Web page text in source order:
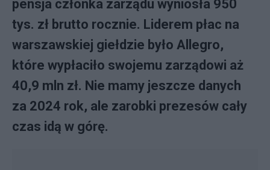
pensja członka zarządu wyniosła 950
tys. zł brutto rocznie. Liderem płac na
warszawskiej giełdzie było Allegro,
które wypłaciło swojemu zarządowi aż
40,9 mln zł. Nie mamy jeszcze danych
za 2024 rok, ale zarobki prezesów cały
czas idą w górę.